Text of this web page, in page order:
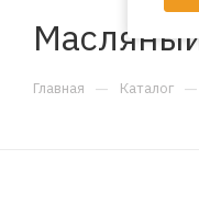
Главная — Каталог —